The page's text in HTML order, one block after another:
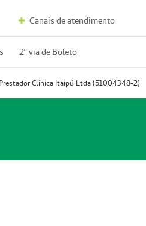
Canais de atendimento
2º via de Boleto
Prestador Clínica Itaipú Ltda (51004348-2)